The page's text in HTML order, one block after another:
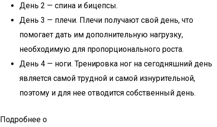
День 2 — спина и бицепсы.
День 3 — плечи. Плечи получают свой день, что
помогает дать им дополнительную нагрузку,
необходимую для пропорционального роста.
День 4 — ноги. Тренировка ног на сегодняшний день
является самой трудной и самой изнурительной,
поэтому и для нее отводится собственный день.
Подробнее о